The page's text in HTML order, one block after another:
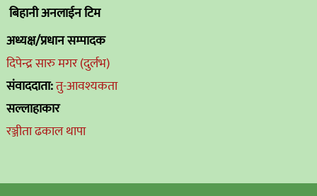
बिहानी अनलाईन टिम
अध्यक्ष/प्रधान सम्पादक
दिपेन्द्र सारु मगर (दुर्लभ)
संवाददाता:तु-आवश्यकता
सल्लाहाकार
रञ्जीता ढकाल थापा